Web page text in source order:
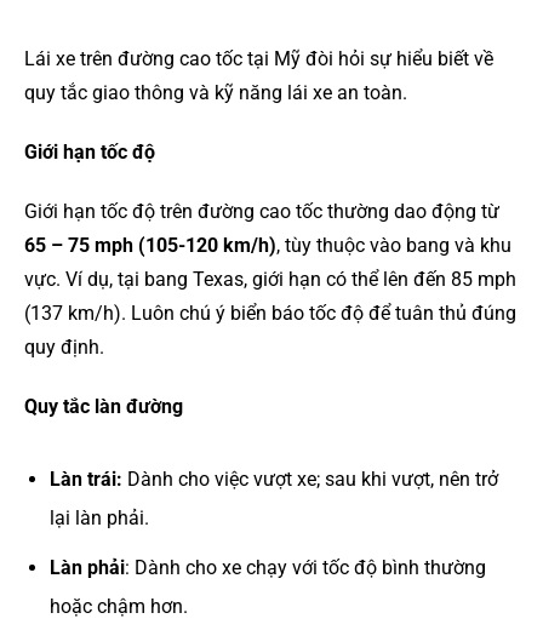
Lái xe trên đường cao tốc tại Mỹ đòi hỏi sự hiểu biết về
quy tắc giao thông và kỹ năng lái xe an toàn.
Giới hạn tốc độ
Giới hạn tốc độ trên đường cao tốc thường dao động từ
65 – 75 mph (105-120 km/h), tùy thuộc vào bang và khu
vực. Ví dụ, tại bang Texas, giới hạn có thể lên đến 85 mph
(137 km/h). Luôn chú ý biển báo tốc độ để tuân thủ đúng
quy định.
Quy tắc làn đường
Làn trái: Dành cho việc vượt xe; sau khi vượt, nên trở
lại làn phải.
Làn phải: Dành cho xe chạy với tốc độ bình thường
hoặc chậm hơn.